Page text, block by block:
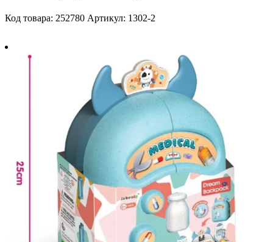
Код товара: 252780 Артикул: 1302-2